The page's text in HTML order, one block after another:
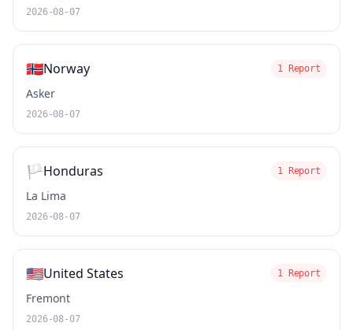
2026-08-07
🇳🇴Norway 1 Report
Asker
2026-08-07
🏳️Honduras 1 Report
La Lima
2026-08-07
🇺🇸United States 1 Report
Fremont
2026-08-07